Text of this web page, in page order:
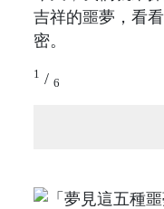
吉祥的噩夢，看
密。
1 / 6